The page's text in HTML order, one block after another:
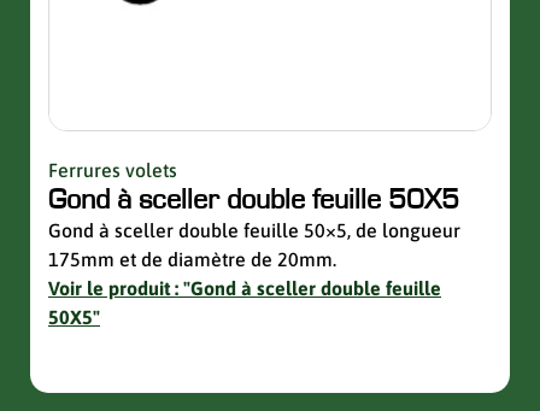
Ferrures volets
Gond à sceller double feuille 50X5
Gond à sceller double feuille 50×5, de longueur
175mm et de diamètre de 20mm.
Voir le produit : "Gond à sceller double feuille
50X5"